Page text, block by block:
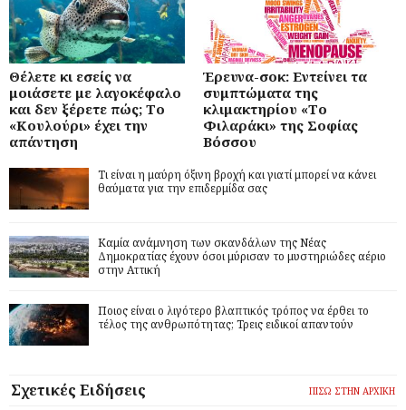
Θέλετε κι εσείς να
μοιάσετε με λαγοκέφαλο
και δεν ξέρετε πώς; Το
«Κουλούρι» έχει την
απάντηση
Έρευνα-σοκ: Εντείνει τα
συμπτώματα της
κλιμακτηρίου «Το
Φιλαράκι» της Σοφίας
Βόσσου
Τι είναι η μαύρη όξινη βροχή και γιατί μπορεί να κάνει
θαύματα για την επιδερμίδα σας
Καμία ανάμνηση των σκανδάλων της Νέας
Δημοκρατίας έχουν όσοι μύρισαν το μυστηριώδες αέριο
στην Αττική
Ποιος είναι ο λιγότερο βλαπτικός τρόπος να έρθει το
τέλος της ανθρωπότητας; Τρεις ειδικοί απαντούν
Σχετικές Ειδήσεις ΠΙΣΩ ΣΤΗΝ ΑΡΧΙΚΗ